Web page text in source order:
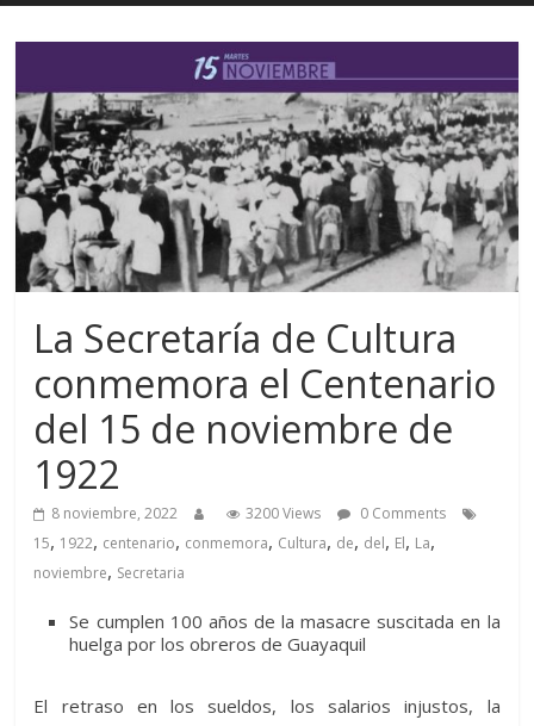
La Secretaría de Cultura
conmemora el Centenario
del 15 de noviembre de
1922
8 noviembre, 2022 3200 Views
0 Comments
15, 1922, centenario, conmemora, Cultura, de, del, El, La,
noviembre, Secretaria
Se cumplen 100 años de la masacre suscitada en la
huelga por los obreros de Guayaquil
El retraso en los sueldos, los salarios injustos, la